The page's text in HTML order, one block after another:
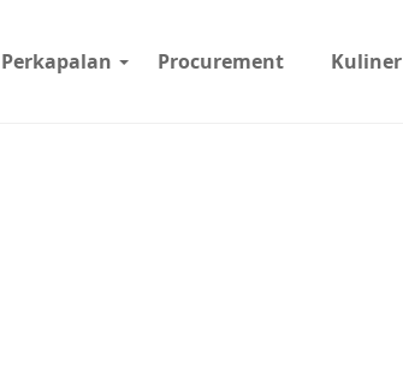
Perkapalan Procurement Kuliner